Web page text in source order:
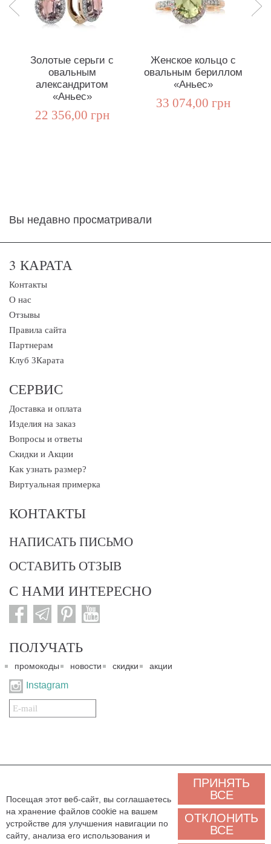
Золотые серьги с
овальным
александритом
«Аньес»
22 356,00 грн
Женское кольцо с
овальным бериллом
«Аньес»
33 074,00 грн
Вы недавно просматривали
3 КАРАТА
Контакты
О нас
Отзывы
Правила сайта
Партнерам
Клуб 3Карата
СЕРВИС
Доставка и оплата
Изделия на заказ
Вопросы и ответы
Скидки и Акции
Как узнать размер?
Виртуальная примерка
КОНТАКТЫ
НАПИСАТЬ ПИСЬМО
ОСТАВИТЬ ОТЗЫВ
С НАМИ ИНТЕРЕСНО
ПОЛУЧАТЬ
промокоды новости скидки акции
Instagram
Подписаться
на
собственностью "3 Карата ТМ" и охраняются Законом об авторском праве действующего
законодательства государства Украина. Этот сайт и его контент может использоваться
сторонними лицами и организациями только для некоммерческих целей. Любая загрузка,
копирование, печать, иное использование материалов данного сайта для некоммерческих целей
должно сопровождаться работающей ссылкой или иным указанием на источник.
Мы обрабатываем персональные данные (cookies, IP-адрес, местоположение), чтобы
Посещая этот веб-сайт, вы соглашаетесь
на хранение файлов cookie на вашем
устройстве для улучшения навигации по
сайту, анализа его использования и
ПРИНЯТЬ
ВСЕ
ОТКЛОНИТЬ
ВСЕ